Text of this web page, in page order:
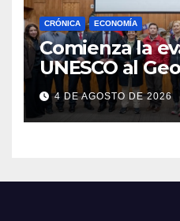
CRÓNICA ECONOMÍA
Comienza la
UNESCO al
Aspirante
Maule
4 DE AGOSTO DE 2026